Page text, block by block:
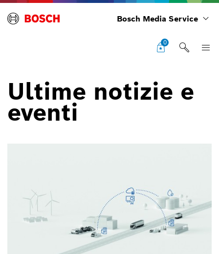
Bosch Media Service
0
Ultime notizie e
eventi